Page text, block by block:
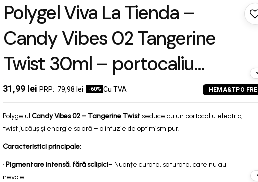
Polygel Viva La Tienda –
Candy Vibes 02 Tangerine
Twist 30ml – portocaliu
electric, fără lipire de
pensulă, se pilește ușor,
pentru extensii și construcție
cu aspect vibrant
31,99 lei 79,98 lei -60% Cu TVA
Polygelul Candy Vibes 02 – Tangerine Twistseduce cu un portocaliu electric,
twist jucăuș și energie solară – o infuzie de optimism pur!
Caracteristici principale:
• Pigmentare intensă, fără sclipici– Nuanțe curate, saturate, care nu au
nevoie...